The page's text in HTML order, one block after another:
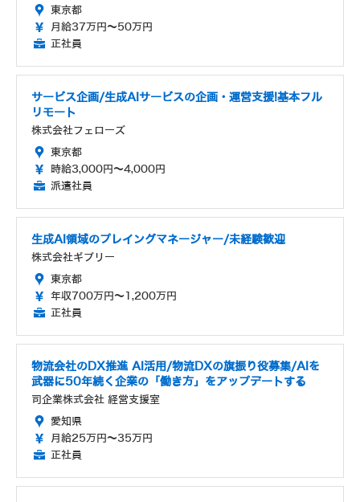
東京都
月給37万円～50万円
正社員
サービス企画/生成AIサービスの企画・運営支援!基本フル
リモート
株式会社フェローズ
東京都
時給3,000円～4,000円
派遣社員
生成AI領域のプレイングマネージャー/未経験歓迎
株式会社ギブリー
東京都
年収700万円～1,200万円
正社員
物流会社のDX推進 AI活用/物流DXの旗振り役募集/AIを
武器に50年続く企業の「働き方」をアップデートする
司企業株式会社 経営支援室
愛知県
月給25万円～35万円
正社員